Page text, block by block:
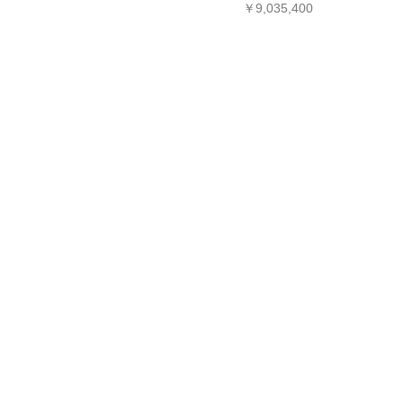
￥9,035,400